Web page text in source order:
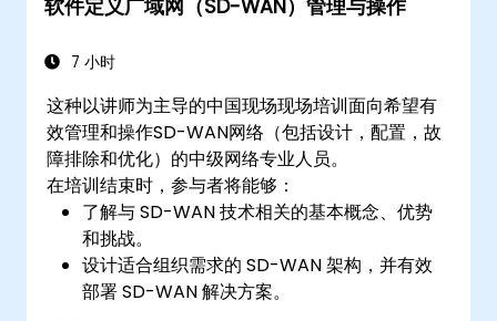
软件定义广域网（SD-WAN）管理与操作
7 小时
这种以讲师为主导的中国现场现场培训面向希望有
效管理和操作SD-WAN网络（包括设计，配置，故
障排除和优化）的中级网络专业人员。
在培训结束时，参与者将能够：
了解与 SD-WAN 技术相关的基本概念、优势
和挑战。
设计适合组织需求的 SD-WAN 架构，并有效
部署 SD-WAN 解决方案。